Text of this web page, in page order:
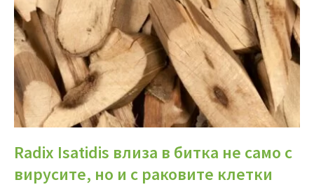
Radix Isatidis влиза в битка не само с
вирусите, но и с раковите клетки